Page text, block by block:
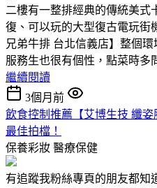
二樓有一整排經典的傳統美式
復、可以玩的大型復古電玩街
兄弟牛排 台北信義店】整個
服務生也很有個性，點菜時多
繼續閱讀
3個月前
飲食控制推薦【艾博生技 纖
最佳拍檔！
保養彩妝 醫療保健
有追蹤我粉絲專頁的朋友都知